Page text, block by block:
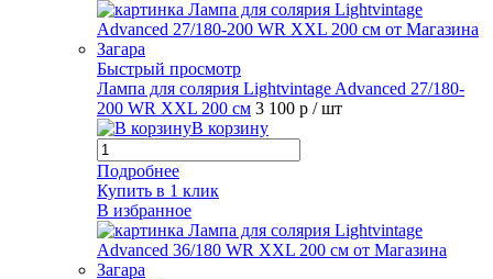
Быстрый просмотр
Лампа для солярия Lightvintage Advanced 27/180-
200 WR XXL 200 см 3 100 р / шт
В корзину
Подробнее
Купить в 1 клик
В избранное